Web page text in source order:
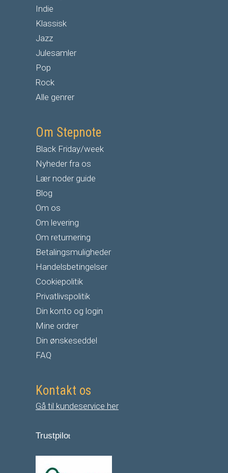
Indie
Klassisk
Jazz
Julesamler
Pop
Rock
Alle genrer
Om Stepnote
Black Friday/week
Nyheder fra os
Lær noder guide
Blog
Om os
Om levering
Om returnering
Betalingsmuligheder
Handelsbetingelser
Cookiepolitik
Privatlivspolitik
Din konto og login
Mine ordrer
Din ønskeseddel
FAQ
Kontakt os
Gå til kundeservice her
Trustpilot